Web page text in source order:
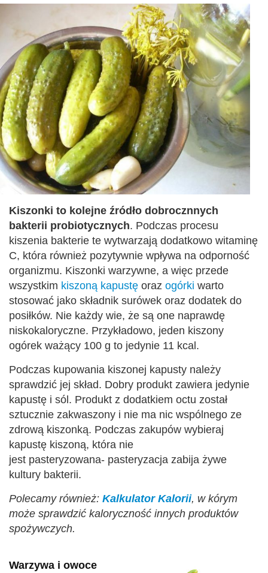
Kiszonki to kolejne źródło dobrocznnych
bakterii probiotycznych. Podczas procesu
kiszenia bakterie te wytwarzają dodatkowo witaminę
C, która również pozytywnie wpływa na odporność
organizmu. Kiszonki warzywne, a więc przede
wszystkim kiszoną kapustę oraz ogórki warto
stosować jako składnik surówek oraz dodatek do
posiłków. Nie każdy wie, że są one naprawdę
niskokaloryczne. Przykładowo, jeden kiszony
ogórek ważący 100 g to jedynie 11 kcal.
Podczas kupowania kiszonej kapusty należy
sprawdzić jej skład. Dobry produkt zawiera jedynie
kapustę i sól. Produkt z dodatkiem octu został
sztucznie zakwaszony i nie ma nic wspólnego ze
zdrową kiszonką. Podczas zakupów wybieraj
kapustę kiszoną, która nie
jest pasteryzowana- pasteryzacja zabija żywe
kultury bakterii.
Polecamy również: Kalkulator Kalorii, w kórym
może sprawdzić kaloryczność innych produktów
spożywczych.
Warzywa i owoce